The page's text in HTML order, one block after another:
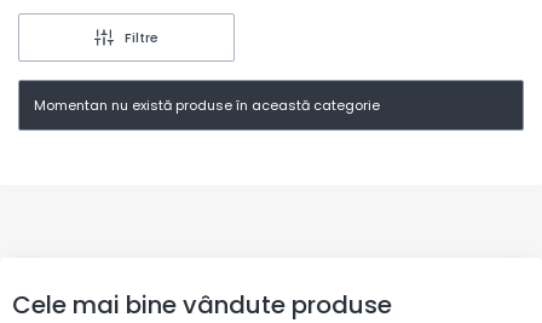
End of filters
Filtre
Momentan nu există produse în această categorie
Cele mai bine vândute produse